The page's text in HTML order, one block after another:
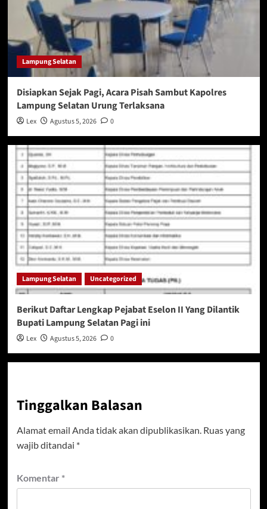
Lampung Selatan
Disiapkan Sejak Pagi, Acara Pisah Sambut Kapolres
Lampung Selatan Urung Terlaksana
Lex Agustus 5, 2026 0
Lampung Selatan Uncategorized
Berikut Daftar Lengkap Pejabat Eselon II Yang Dilantik
Bupati Lampung Selatan Pagi ini
Lex Agustus 5, 2026 0
Tinggalkan Balasan
Alamat email Anda tidak akan dipublikasikan. Ruas yang
wajib ditandai *
Komentar *